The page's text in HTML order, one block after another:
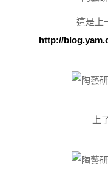
這是上
http://
上